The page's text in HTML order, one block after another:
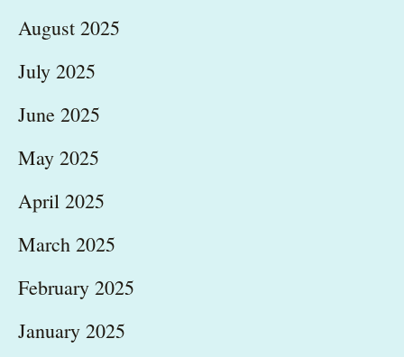
August 2025
July 2025
June 2025
May 2025
April 2025
March 2025
February 2025
January 2025